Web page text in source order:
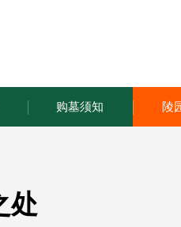
购墓须知 陵
处